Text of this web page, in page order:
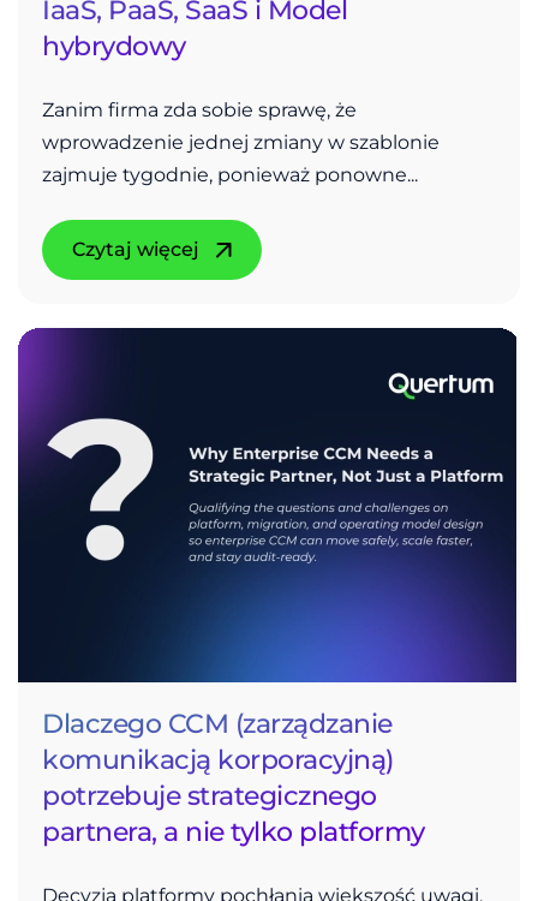
IaaS, PaaS, SaaS i Model
hybrydowy
Zanim firma zda sobie sprawę, że
wprowadzenie jednej zmiany w szablonie
zajmuje tygodnie, ponieważ ponowne...
Czytaj więcej
Dlaczego CCM (zarządzanie
komunikacją korporacyjną)
potrzebuje strategicznego
partnera, a nie tylko platformy
Decyzja platformy pochłania większość uwagi.